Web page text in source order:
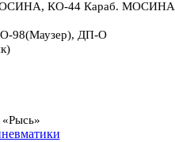
КО-44 Караб. МОСИНА
98(Маузер), ДП-О